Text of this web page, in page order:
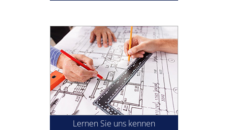
Lernen Sie uns kennen